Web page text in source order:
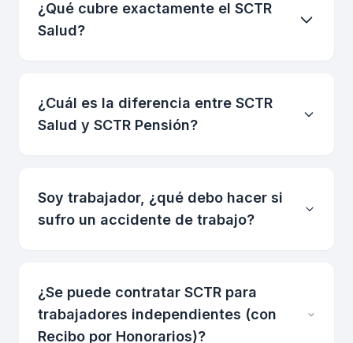
¿Qué cubre exactamente el SCTR
Salud?
¿Cuál es la diferencia entre SCTR
Salud y SCTR Pensión?
Soy trabajador, ¿qué debo hacer si
sufro un accidente de trabajo?
¿Se puede contratar SCTR para
trabajadores independientes (con
Recibo por Honorarios)?